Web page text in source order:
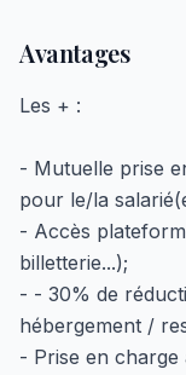
Avantages
Les + :
- Mutuelle prise
pour le/la
- Accès
billetterie...);
- - 30% de
hébergement /
- Prise en